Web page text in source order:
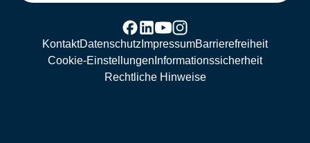
KontaktDatenschutz ImpressumBarrierefreiheit
Cookie-Einstellungen Informationssicherheit
Rechtliche Hinweise